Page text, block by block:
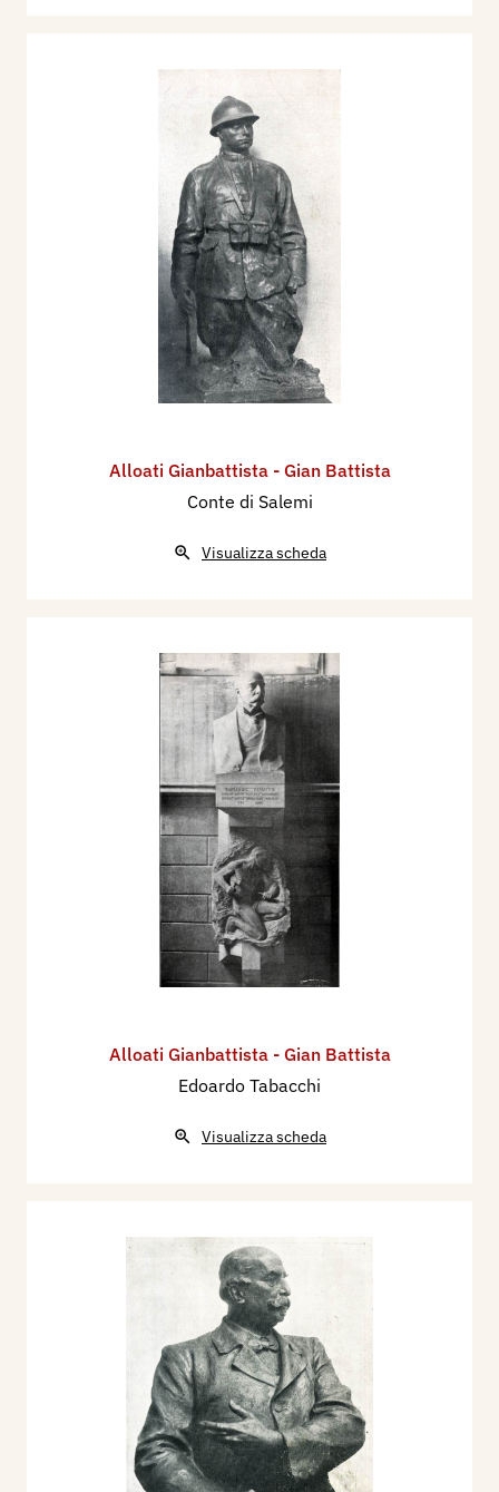
Alloati Gianbattista - Gian Battista
Conte di Salemi
Visualizza scheda
Alloati Gianbattista - Gian Battista
Edoardo Tabacchi
Visualizza scheda